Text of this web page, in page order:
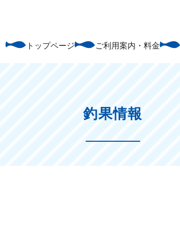
トップページ ご利用案内・料金
釣果情報